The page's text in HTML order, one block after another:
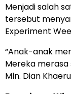
Menjadi salah
tersebut
Experiment
“Anak-anak
Mereka merasa
Mln. Dian